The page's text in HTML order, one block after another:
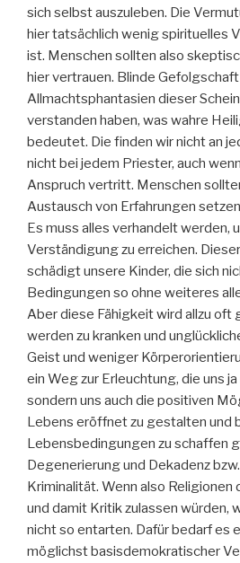
sich selbst auszuleben. Die
hier tatsächlich wenig spirituelles
ist. Menschen sollten also
hier vertrauen. Blinde
Allmachtsphantasien dieser
verstanden haben, was wahre
bedeutet. Die finden wir nicht an
nicht bei jedem Priester, auch
Anspruch vertritt. Menschen
Austausch von Erfahrungen
Es muss alles verhandelt werden,
Verständigung zu erreichen.
schädigt unsere Kinder, die sich
Bedingungen so ohne weiteres
Aber diese Fähigkeit wird allzu oft
werden zu kranken und
Geist und weniger
ein Weg zur Erleuchtung, die uns
sondern uns auch die positiven
Lebens eröffnet zu gestalten und
Lebensbedingungen zu schaffen
Degenerierung und Dekadenz
Kriminalität. Wenn also
und damit Kritik zulassen würden,
nicht so entarten. Dafür bedarf es
möglichst basisdemokratischer